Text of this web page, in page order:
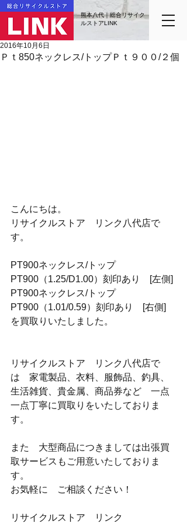
熊本八代｜総合リサイク
ルストアLINK
Ｐｔ850ネックレス/トップＰｔ９００/２個
2016年10月6日
こんにちは。
リサイクルストア　リンク八代店で
す。
PT900ネックレス/トップ
PT900（1.25/D1.00）刻印あり　[左側]
PT900ネックレス/トップ
PT900（1.01/0.59）刻印あり　[右側]
を買取りいたしました。
リサイクルストア　リンク八代店で
は　家電製品、衣料、服飾品、釣具、
生活雑貨、貴金属、商品券など　一点
一点丁寧に買取りをいたしておりま
す。
また　大型商品につきましては出張買
取サービスもご用意いたしておりま
す。
お気軽に　ご相談ください！
リサイクルストア　リンク